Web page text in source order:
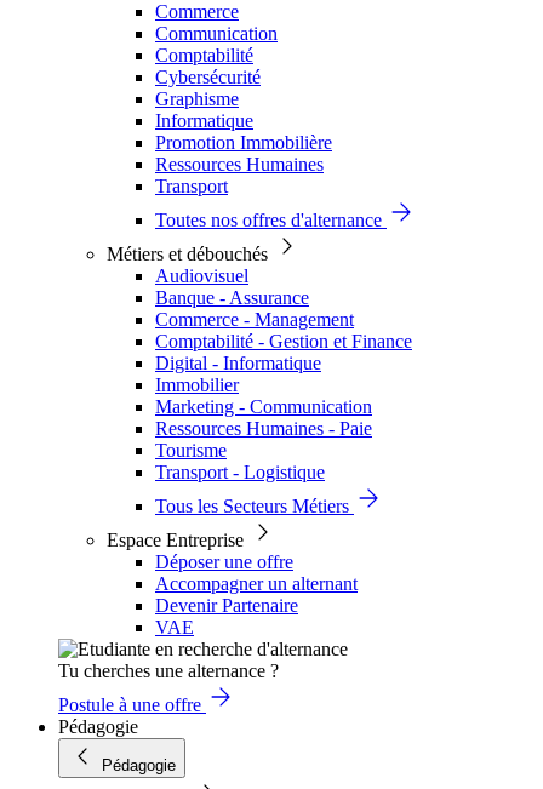
Commerce
Communication
Comptabilité
Cybersécurité
Graphisme
Informatique
Promotion Immobilière
Ressources Humaines
Transport
Toutes nos offres d'alternance
Métiers et débouchés
Audiovisuel
Banque - Assurance
Commerce - Management
Comptabilité - Gestion et Finance
Digital - Informatique
Immobilier
Marketing - Communication
Ressources Humaines - Paie
Tourisme
Transport - Logistique
Tous les Secteurs Métiers
Espace Entreprise
Déposer une offre
Accompagner un alternant
Devenir Partenaire
VAE
Tu cherches une alternance ?
Postule à une offre
Pédagogie
Pédagogie